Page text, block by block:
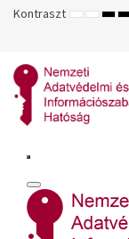
Kontraszt